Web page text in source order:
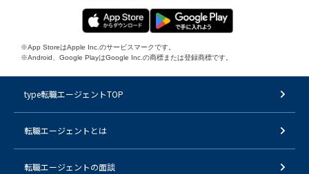
※App StoreはApple Inc.のサービスマークです。
※Android、Google PlayはGoogle Inc.の商標または登録商標です。
type転職エージェントTOP
転職エージェントとは
転職エージェントの面談